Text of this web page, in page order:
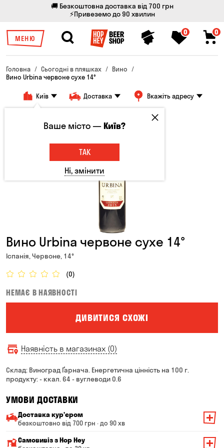
🚚 Безкоштовна доставка від 700 грн
⚡Привеземо до 90 хвилин
МЕНЮ
0 0
Головна Сьогодні в пляшках
Вино
Вино Urbina червоне сухе 14°
Київ Доставка Вкажіть адресу
Вино Urbina червоне сухе 14°
Іспанія, Червоне, 14°
(0)
НЕМАЄ В НАЯВНОСТІ
ДИВИТИСЯ СХОЖІ
Наявність в магазинах (0)
Склад: Виноград Ґарнача. Енергетична цінність на 100 г.
продукту: - ккал. 64 - вуглеводи 0.6
УМОВИ ДОСТАВКИ
Доставка курʼєром
безкоштовно від 700 грн · до 90 хв
Мінімальна сума всього замовлення — 200 грн
Самовивіз з Hop Hey
Ваше місто —Київ?
ТАК
Ні, змінити